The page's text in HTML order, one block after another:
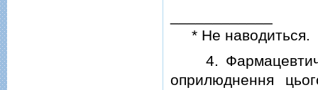
* Не наводиться.
4.
оприлюднення